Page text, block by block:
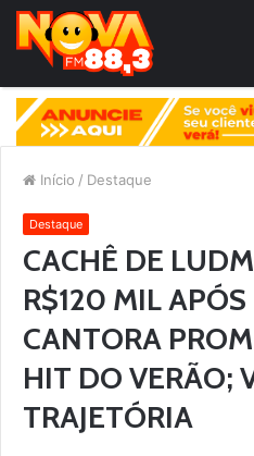
Início / Destaque
Destaque
CACHÊ DE
R$120 MIL
CANTORA
HIT DO VERÃO;
TRAJETÓRIA